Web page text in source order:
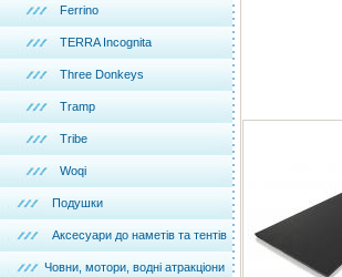
Ferrino
TERRA Incognita
Three Donkeys
Tramp
Tribe
Woqi
Подушки
Аксесуари до наметів та тентів
Човни, мотори, водні атракціони